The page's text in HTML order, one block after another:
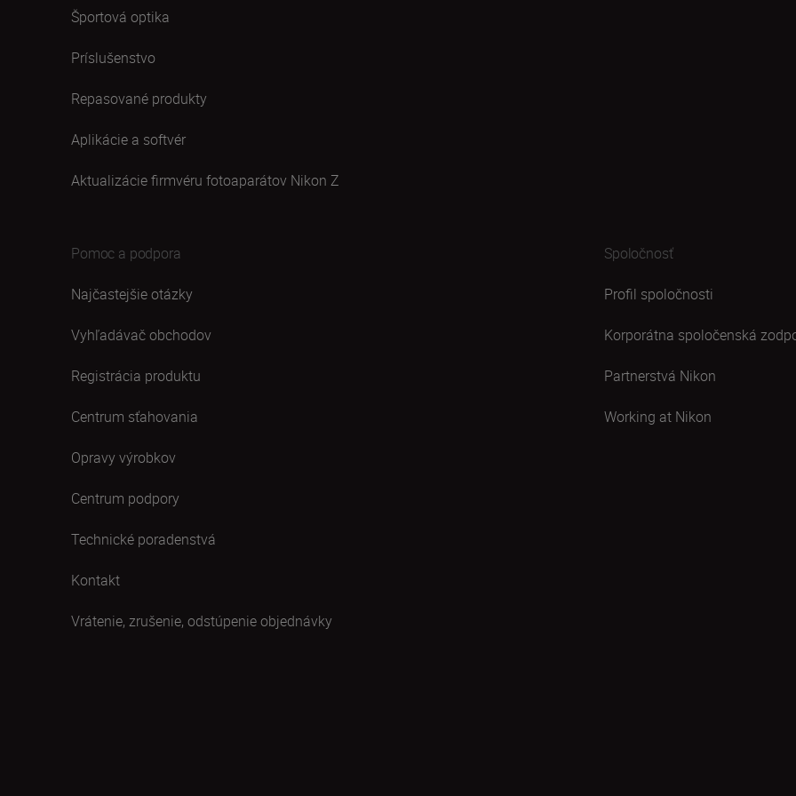
Športová optika
Príslušenstvo
Repasované produkty
Aplikácie a softvér
Aktualizácie firmvéru fotoaparátov Nikon Z
Pomoc a podpora
Najčastejšie otázky
Vyhľadávač obchodov
Registrácia produktu
Centrum sťahovania
Opravy výrobkov
Centrum podpory
Technické poradenstvá
Kontakt
Vrátenie, zrušenie, odstúpenie objednávky
Spoločnosť
Profil spoločnosti
Korporátna spoločenská
Partnerstvá Nikon
Working at Nikon